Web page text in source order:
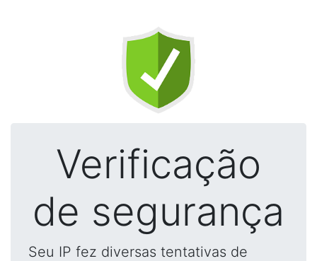
Verificação
de segurança
Seu IP fez diversas tentativas de